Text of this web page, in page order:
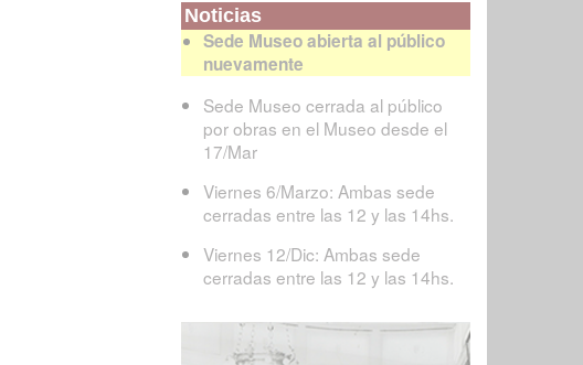
Noticias
Sede Museo abierta al público
nuevamente
Sede Museo cerrada al público
por obras en el Museo desde el
17/Mar
Viernes 6/Marzo: Ambas sede
cerradas entre las 12 y las 14hs.
Viernes 12/Dic: Ambas sede
cerradas entre las 12 y las 14hs.